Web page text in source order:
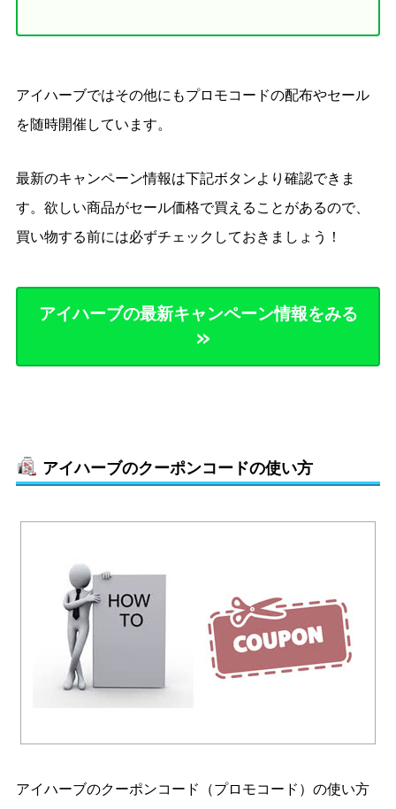
アイハーブではその他にもプロモコードの配布やセール
を随時開催しています。
最新のキャンペーン情報は下記ボタンより確認できま
す。欲しい商品がセール価格で買えることがあるので、
買い物する前には必ずチェックしておきましょう！
アイハーブの最新キャンペーン情報をみる
アイハーブのクーポンコードの使い方
アイハーブのクーポンコード（プロモコード）の使い方